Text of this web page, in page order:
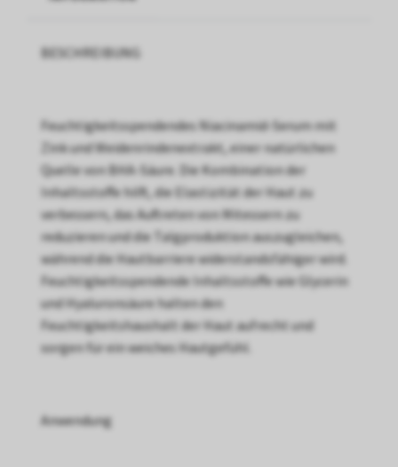
BESCHREIBUNG
Feuchtigkeitsspendendes Niacinamid-Serum mit
Zink und Weidenrindenextrakt, einer natürlichen
Quelle von BHA-Säure. Die Kombination der
Inhaltsstoffe hilft, die Elastizität der Haut zu
verbessern, das Auftreten von Mitessern zu
reduzieren und die Talgproduktion auszugleichen,
während die Hautbarriere widerstandsfähiger wird.
Feuchtigkeitsspendende Inhaltsstoffe wie Glycerin
und Hyaluronsäure halten den
Feuchtigkeitshaushalt der Haut aufrecht und
sorgen für ein weiches Hautgefühl.
Anwendung